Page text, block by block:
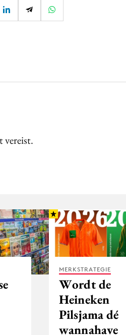
vereist.
MERKSTRATEGIE
Wordt de
Heineken
Pilsjama dé
wannahave